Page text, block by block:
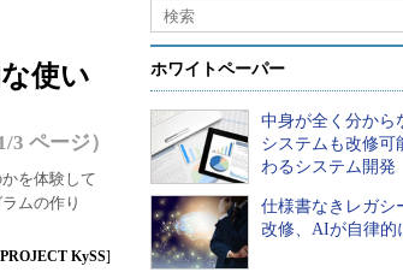
Java Agile
Database Expert
Master of IP Network
Security & Trust
使い
1/3 ページ）
を体験して
ムの作り
PROJECT KySS]
ホワイトペーパー
中身が全く分から
システムも改修可
わるシステム開発
仕様書なきレガシ
改修、AIが自律的